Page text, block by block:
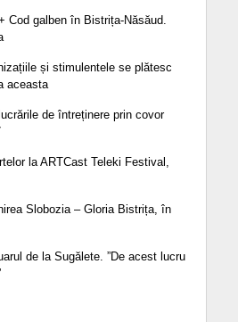
Cod galben în Bistrița-Năsăud.
și stimulentele se plătesc
aceasta
de întreținere prin covor
la ARTCast Teleki Festival,
Slobozia – Gloria Bistrița, în
de la Sugălete. ”De acest lucru